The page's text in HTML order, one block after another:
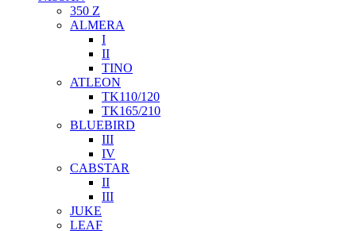
350 Z
ALMERA
I
II
TINO
ATLEON
TK110/120
TK165/210
BLUEBIRD
III
IV
CABSTAR
II
III
JUKE
LEAF